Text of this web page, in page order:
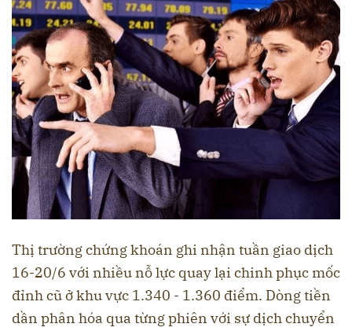
Thị trường chứng khoán ghi nhận tuần giao dịch
16-20/6 với nhiều nỗ lực quay lại chinh phục mốc
đỉnh cũ ở khu vực 1.340 - 1.360 điểm. Dòng tiền
dần phân hóa qua từng phiên với sự dịch chuyển